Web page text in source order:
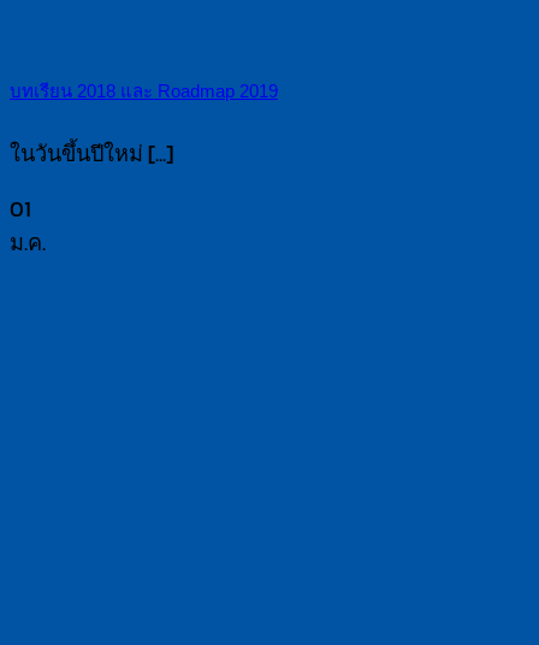
บทเรียน 2018 และ Roadmap 2019
ในวันขึ้นปีใหม่ [...]
01
ม.ค.